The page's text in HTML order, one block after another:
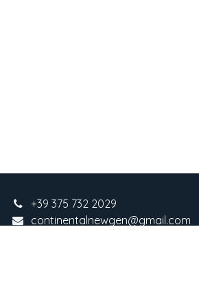
+39 375 732 2029
continentalnewgen@gmail.com